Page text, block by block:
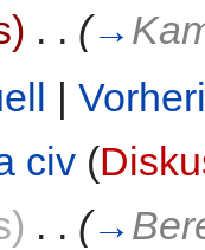
. . (→
|
civ (
. . (→